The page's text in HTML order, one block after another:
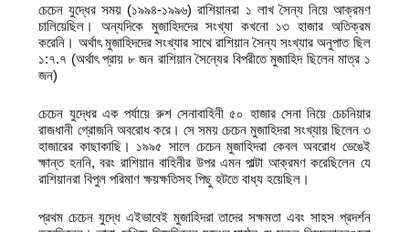
চেচেন যুদ্ধের সময় (১৯৯৪-১৯৯৬) রাশিয়ানরা ১ লাখ সৈন্য নিয়ে আক্রমণ
চালিয়েছিল। অন্যদিকে মুজাহিদদের সংখ্যা কখনো ১৩ হাজার অতিক্রম
করেনি। অর্থাৎ মুজাহিদদের সংখ্যার সাথে রাশিয়ান সৈন্য সংখ্যার অনুপাত ছিল
১:৭.৭ (অর্থাৎ প্রায় ৮ জন রাশিয়ান সৈন্যের বিপরীতে মুজাহিদ ছিলেন মাত্র ১
জন)
চেচেন যুদ্ধের এক পর্যায়ে রুশ সেনাবাহিনী ৫০ হাজার সেনা নিয়ে চেচনিয়ার
রাজধানী গ্রোজনি অবরোধ করে। সে সময় চেচেন মুজাহিদরা সংখ্যায় ছিলেন ৩
হাজারের কাছাকাছি। ১৯৯৫ সালে চেচেন মুজাহিদরা কেবল অবরোধ ভেঙেই
ক্ষান্ত হননি, বরং রাশিয়ান বাহিনীর উপর এমন পাল্টা আক্রমণ করেছিলেন যে
রাশিয়ানরা বিপুল পরিমাণ ক্ষয়ক্ষতিসহ পিছু হটতে বাধ্য হয়েছিল।
প্রথম চেচেন যুদ্ধে এইভাবেই মুজাহিদরা তাদের সক্ষমতা এবং সাহস প্রদর্শন